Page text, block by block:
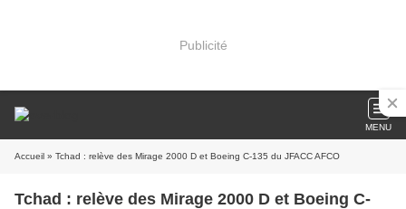
Publicité
MENU
Accueil » Tchad : relève des Mirage 2000 D et Boeing C-135 du JFACC AFCO
Tchad : relève des Mirage 2000 D et Boeing C-